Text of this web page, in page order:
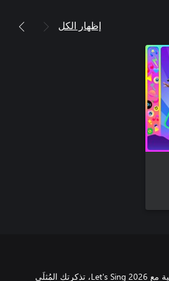
إظهار الكل
تعود حفلة الكاريوكي العالمية مع Let's Sing 2026، تذكرتك المُثلَى